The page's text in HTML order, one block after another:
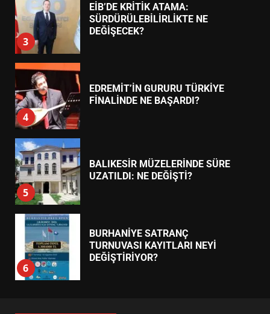
3
EİB’DE KRİTİK ATAMA:
SÜRDÜRÜLEBİLİRLİKTE NE
DEĞİŞECEK?
4
EDREMİT’İN GURURU TÜRKİYE
FİNALİNDE NE BAŞARDI?
5
BALIKESİR MÜZELERİNDE SÜRE
UZATILDI: NE DEĞİŞTİ?
6
BURHANİYE SATRANÇ
TURNUVASI KAYITLARI NEYİ
DEĞİŞTİRİYOR?